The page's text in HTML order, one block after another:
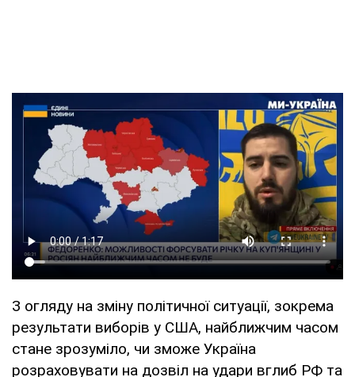
З огляду на зміну політичної ситуації, зокрема
результати виборів у США, найближчим часом
стане зрозуміло, чи зможе Україна
розраховувати на дозвіл на удари вглиб РФ та